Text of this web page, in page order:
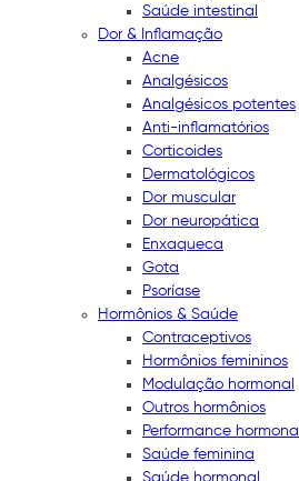
Saúde intestinal
Dor & Inflamação
Acne
Analgésicos
Analgésicos potentes
Anti-inflamatórios
Corticoides
Dermatológicos
Dor muscular
Dor neuropática
Enxaqueca
Gota
Psoríase
Hormônios & Saúde
Contraceptivos
Hormônios femininos
Modulação hormonal
Outros hormônios
Performance hormonal
Saúde feminina
Saúde hormonal